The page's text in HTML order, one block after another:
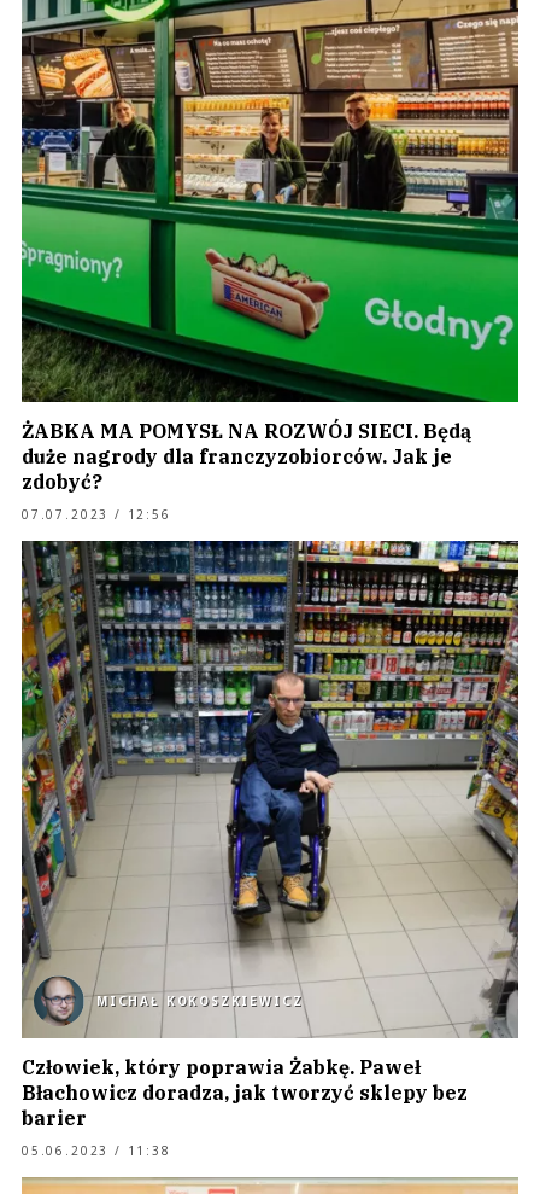
ŻABKA MA POMYSŁ NA ROZWÓJ SIECI. Będą
duże nagrody dla franczyzobiorców. Jak je
zdobyć?
07.07.2023 / 12:56
MICHAŁ KOKOSZKIEWICZ
Człowiek, który poprawia Żabkę. Paweł
Błachowicz doradza, jak tworzyć sklepy bez
barier
05.06.2023 / 11:38